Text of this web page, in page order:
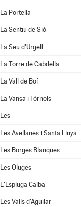
La Portella
La Sentiu de Sió
La Seu d'Urgell
La Torre de Cabdella
La Vall de Boí
La Vansa i Fórnols
Les
Les Avellanes i Santa Linya
Les Borges Blanques
Les Oluges
L'Espluga Calba
Les Valls d'Aguilar